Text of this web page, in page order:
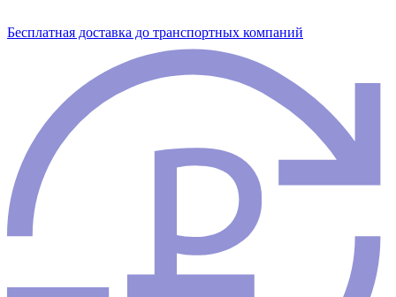
Бесплатная доставка до транспортных компаний